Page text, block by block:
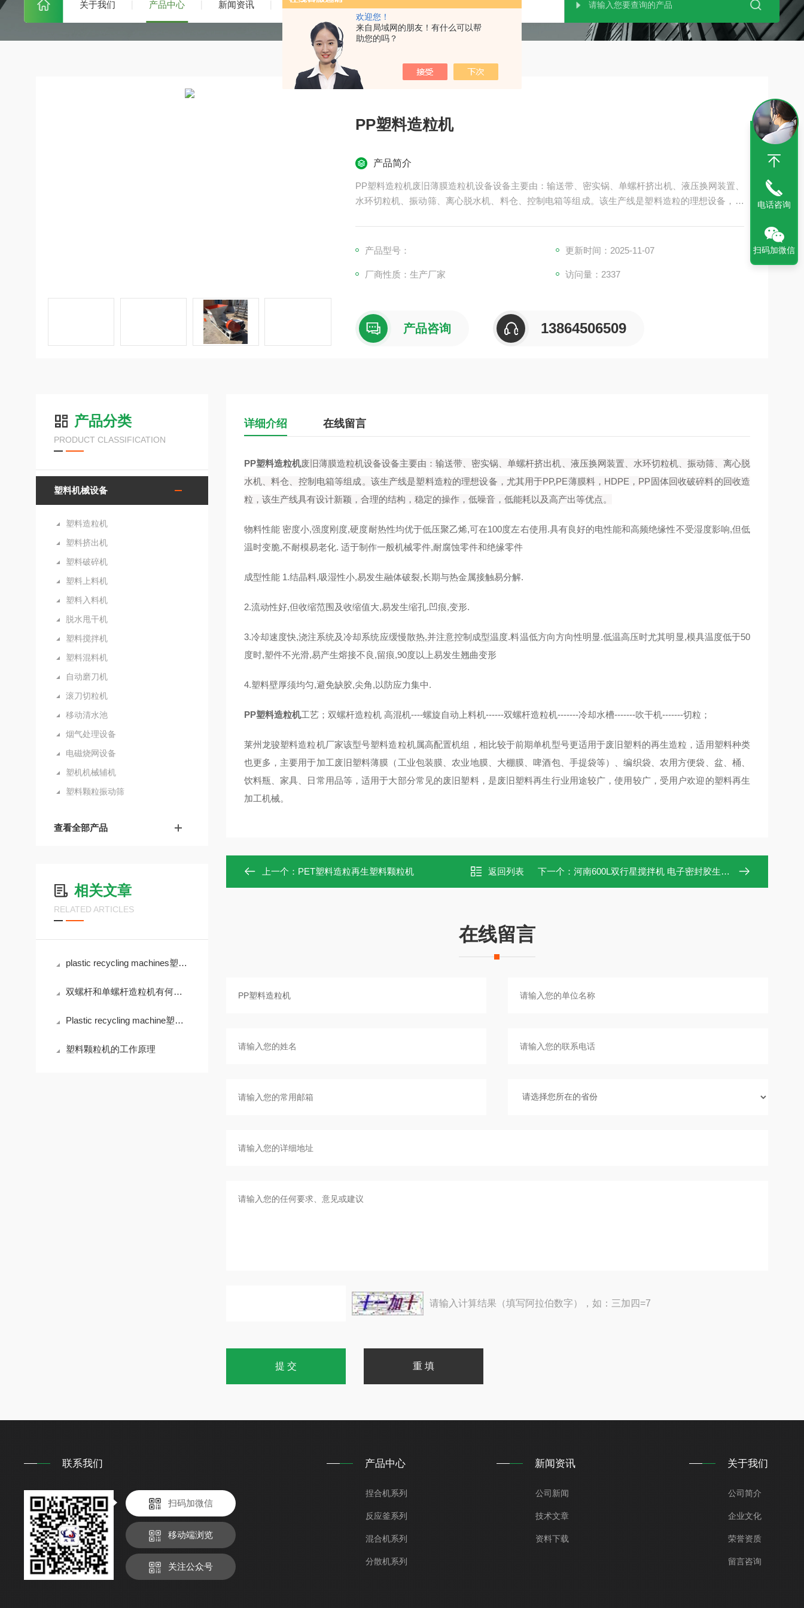
欢迎您！
来自局域网的朋友！有什么可以帮
助您的吗？
关于我们 产品中心 新闻资讯 技术文章
PP塑料造粒机
产品简介
PP塑料造粒机废旧薄膜造粒机设备设备主要由：输送带、密实锅、单螺杆挤出机、液压换网装置、
水环切粒机、振动筛、离心脱水机、料仓、控制电箱等组成。该生产线是塑料造粒的理想设备，尤
产品型号：
更新时间：2025-11-07
厂商性质：生产厂家 访问量：2337
产品咨询 13864506509
产品分类
PRODUCT CLASSIFICATION
塑料机械设备
塑料造粒机
塑料挤出机
塑料破碎机
塑料上料机
塑料入料机
脱水甩干机
塑料搅拌机
塑料混料机
自动磨刀机
滚刀切粒机
移动清水池
烟气处理设备
电磁烧网设备
塑机机械辅机
塑料颗粒振动筛
查看全部产品
相关文章
RELATED ARTICLES
plastic recycling machines塑料回收机的生产设备涉及哪些工艺步骤？
双螺杆和单螺杆造粒机有何区别？
Plastic recycling machine塑料回收造粒机工作原理
塑料颗粒机的工作原理
详细介绍 在线留言
PP塑料造粒机废旧薄膜造粒机设备设备主要由：输送带、密实锅、单螺杆挤出机、液压换网装置、水环切粒机、振动筛、离心脱
水机、料仓、控制电箱等组成。该生产线是塑料造粒的理想设备，尤其用于PP,PE薄膜料，HDPE，PP固体回收破碎料的回收造
粒，该生产线具有设计新颖，合理的结构，稳定的操作，低噪音，低能耗以及高产出等优点。
物料性能 密度小,强度刚度,硬度耐热性均优于低压聚乙烯,可在100度左右使用.具有良好的电性能和高频绝缘性不受湿度影响,但低
温时变脆,不耐模易老化. 适于制作一般机械零件,耐腐蚀零件和绝缘零件
成型性能 1.结晶料,吸湿性小,易发生融体破裂,长期与热金属接触易分解.
2.流动性好,但收缩范围及收缩值大,易发生缩孔.凹痕,变形.
3.冷却速度快,浇注系统及冷却系统应缓慢散热,并注意控制成型温度.料温低方向方向性明显.低温高压时尤其明显,模具温度低于50
度时,塑件不光滑,易产生熔接不良,留痕,90度以上易发生翘曲变形
4.塑料壁厚须均匀,避免缺胶,尖角,以防应力集中.
PP塑料造粒机工艺；双螺杆造粒机 高混机----螺旋自动上料机------双螺杆造粒机-------冷却水槽-------吹干机-------切粒；
莱州龙骏塑料造粒机厂家该型号塑料造粒机属高配置机组，相比较于前期单机型号更适用于废旧塑料的再生造粒，适用塑料种类
也更多，主要用于加工废旧塑料薄膜（工业包装膜、农业地膜、大棚膜、啤酒包、手提袋等）、编织袋、农用方便袋、盆、桶、
饮料瓶、家具、日常用品等，适用于大部分常见的废旧塑料，是废旧塑料再生行业用途较广，使用较广，受用户欢迎的塑料再生
加工机械。
上一个： PET塑料造粒再生塑料颗粒机 返回列表 下一个： 河南600L双行星搅拌机 电子密封胶生产设备
在线留言
请输入计算结果（填写阿拉伯数字），如：三加四=7
联系我们
扫码加微信
移动端浏览
关注公众号
产品中心
捏合机系列
反应釜系列
混合机系列
分散机系列
新闻资讯
公司新闻
技术文章
资料下载
关于我们
公司简介
企业文化
荣誉资质
留言咨询
电话咨询
扫码加微信